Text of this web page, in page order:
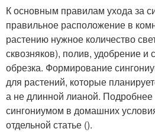
К основным правилам ухода за
правильное расположение в
растению нужное количество
сквозняков), полив, удобрение и
обрезка. Формирование
для растений, которые
а не длинной лианой. Подробнее
сингониумом в домашних
отдельной статье ().